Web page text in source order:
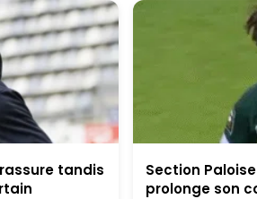
tandis
Section
prolonge son